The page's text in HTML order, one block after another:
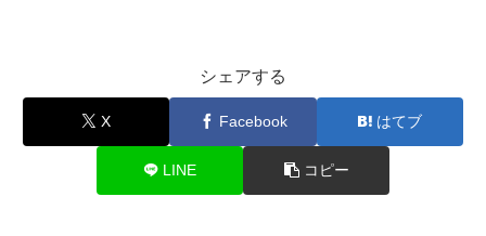
シェアする
X Facebook はてブ
LINE コピー